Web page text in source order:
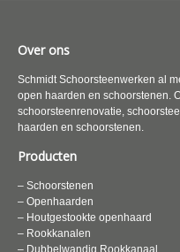
Over ons
Schmidt Schoorsteenwerken al
open haarden en schoorstenen.
schoorsteenrenovatie,
haarden en schoorstenen.
Producten
– Schoorstenen
– Openhaarden
– Houtgestookte openhaard
– Rookkanalen
– Dubbelwandig Rookkanaal